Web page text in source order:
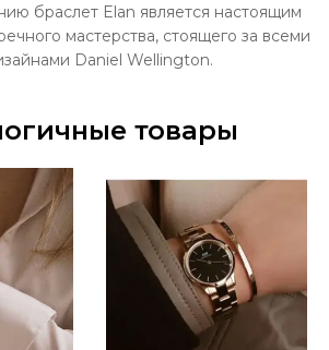
браслет Elan является настоящим
мастерства, стоящего за всеми
Daniel Wellington.
товары